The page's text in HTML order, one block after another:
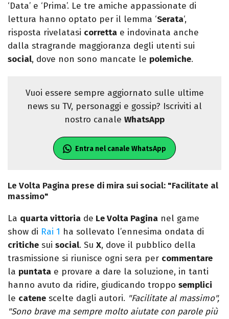
‘Data’ e ‘Prima’. Le tre amiche appassionate di
lettura hanno optato per il lemma ‘Serata‘,
risposta rivelatasi corretta e indovinata anche
dalla stragrande maggioranza degli utenti sui
social, dove non sono mancate le polemiche.
Vuoi essere sempre aggiornato sulle ultime
news su TV, personaggi e gossip? Iscriviti al
nostro canale WhatsApp
Entra nel canale WhatsApp
Le Volta Pagina prese di mira sui social: "Facilitate al
massimo"
La quarta vittoria de Le Volta Pagina nel game
show di Rai 1 ha sollevato l’ennesima ondata di
critiche sui social. Su X, dove il pubblico della
trasmissione si riunisce ogni sera per commentare
la puntata e provare a dare la soluzione, in tanti
hanno avuto da ridire, giudicando troppo semplici
le catene scelte dagli autori. "Facilitate al massimo",
"Sono brave ma sempre molto aiutate con parole più